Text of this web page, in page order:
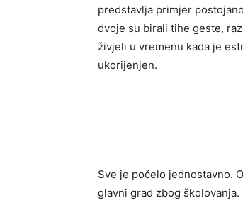
predstavlja primjer
dvoje su birali tihe geste,
živjeli u vremenu kada je
ukorijenjen.
Sve je počelo jednostavno.
glavni grad zbog